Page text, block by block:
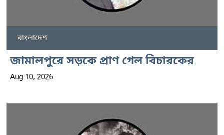
বাংলাদেশ
জামালপুরে সড়কে প্রাণ গেল বিচারকের
Aug 10, 2026